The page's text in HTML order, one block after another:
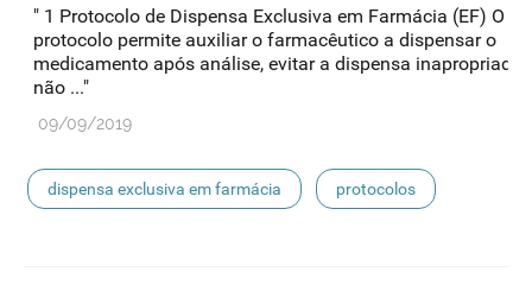
" 1 Protocolo de Dispensa Exclusiva em Farmácia (EF) O
protocolo permite auxiliar o farmacêutico a dispensar o
medicamento após análise, evitar a dispensa inapropriada
não ..."
09/09/2019
dispensa exclusiva em farmácia protocolos